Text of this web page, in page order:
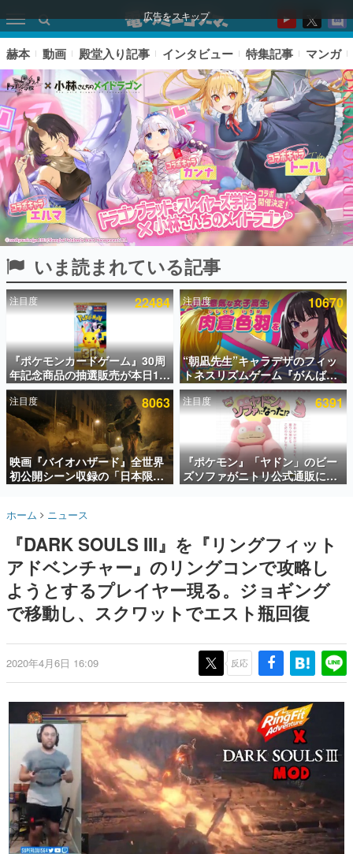
広告をスキップ
ピックアップ
電ファミのいま読まれている記事ランキング
アプリセール情報
インタビュー
連載・特集一覧
殿堂入り記事
SNS拡散数が数千以上！ ページビュー数万以上！ などな
ど。多くの人々に読まれた、電ファミ渾身の“殿堂入り”記
事をまとめました。
名作ゲームクリエイターの方々に製作時のエピソードをお
きます。
赫本
この物語を解いてはいけない。『赫本』は、〈試験問題〉
の形をした短編ホラー小説集です。
これからのデジタルゲーム市場を担う若きクリエイター達
の姿を追い、彼らのルーツと情熱を探っていきます。
ゲームに多大な影響を受けた作家さんに取材し、ゲームが
日本のコンテンツ産業やカルチャーに与えた影響を探る企
画です。
日本モバイルゲーム産業史
日本のモバイルゲーム史における主要なトピック・タイト
ルを網羅するほか、開発者へのインタビューや識者による
解説を掲載。約20年の歴史が一望できる決定版！
若ゲのいたり〜ゲームクリエイターの青春〜
『うつヌケ』『ペンと箸』等で知られるマンガ家・田中圭
一先生によるゲーム業界レポートマンガです。
赫本 動画 殿堂入り記事 インタビュー 特集記事 マンガ
いま読まれている記事
注目度 22484
『ポケモンカードゲーム』30周
年記念商品の抽選販売が本日12
時より開始。拡張パック「30th
CELEBRATION」のボックス
に、「プレミアムデッキセット
エーフィ・ブラッキー」
「FUTURISTIC BOX」の計3商
品
注目度 10670
“朝凪先生”キャラデザのフィッ
トネスリズムゲーム『がんば
れ！チアリズム』Steamストア
ページが公開。キャラクターの
CVは陽向葵ゅかさん
注目度 8063
映画『バイオハザード』全世界
初公開シーン収録の「日本限
定」予告映像が解禁。バイオの
「ラクーンシティ総合病院」へ
注目度 6391
『ポケモン』「ヤドン」のビー
ズソファがニトリ公式通販にて
販売中。かわいらしい顔や立体
ホーム ニュース
『DARK SOULS III』を『リングフィット
アドベンチャー』のリングコンで攻略し
ようとするプレイヤー現る。ジョギング
で移動し、スクワットでエスト瓶回復
2020年4月6日 16:09 反応